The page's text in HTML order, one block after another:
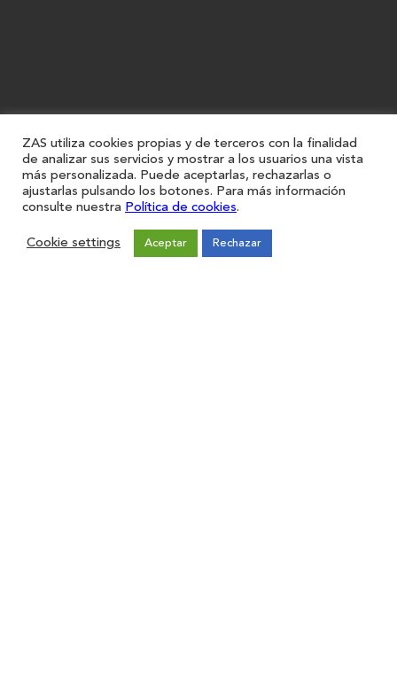
Restaurantes
Registro
Forma parte de ZAS
ZAS utiliza cookies propias y de terceros con la finalidad
de analizar sus servicios y mostrar a los usuarios una vista
más personalizada. Puede aceptarlas, rechazarlas o
ajustarlas pulsando los botones. Para más información
consulte nuestra Política de cookies.
Cookie settings Aceptar Rechazar